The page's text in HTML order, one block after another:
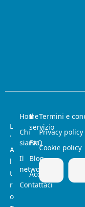
L
’
A
l
t
r
o
Home
Chi
siamo
Il
network
Contattaci
Il
servizio
FAQ
Blog
Acquista
Termini e
Privacy policy
Cookie policy